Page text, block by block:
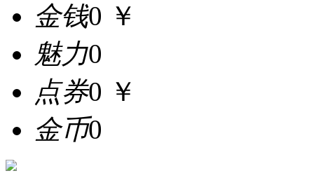
金钱0 ￥
魅力0
点券0 ￥
金币0